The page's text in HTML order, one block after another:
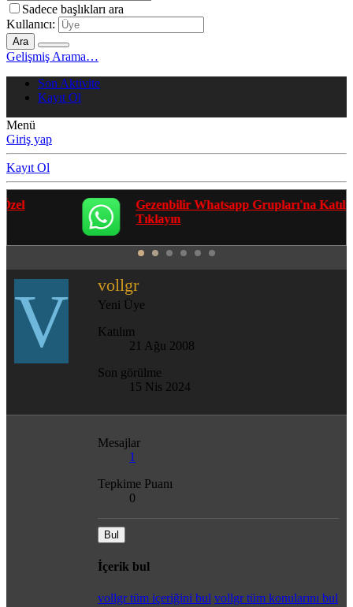
Sadece başlıkları ara
Kullanıcı:
Ara
Gelişmiş Arama…
Son Aktivite
Kayıt Ol
Menü
Giriş yap
Kayıt Ol
Gezenbilir Whatsapp Grupları'na Katılmak İçin
Tıklayın
V vollgr
Yeni Üye
Katılım
21 Ağu 2008
Son görülme
15 Nis 2024
Mesajlar
1
Tepkime Puanı
0
Bul
İçerik bul
vollgr tüm içeriğini bul vollgr tüm konularını bul